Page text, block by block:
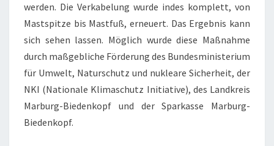
werden. Die Verkabelung wurde indes komplett, von
Mastspitze bis Mastfuß, erneuert. Das Ergebnis kann
sich sehen lassen. Möglich wurde diese Maßnahme
durch maßgebliche Förderung des Bundesministerium
für Umwelt, Naturschutz und nukleare Sicherheit, der
NKI (Nationale Klimaschutz Initiative), des Landkreis
Marburg-Biedenkopf und der Sparkasse Marburg-
Biedenkopf.